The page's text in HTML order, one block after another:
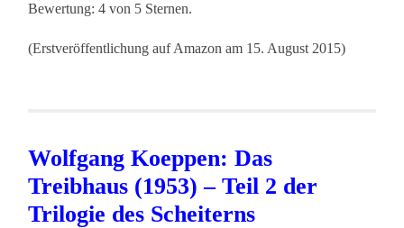
Bewertung: 4 von 5 Sternen.
(Erstveröffentlichung auf Amazon am 15. August 2015)
Wolfgang Koeppen: Das
Treibhaus (1953) – Teil 2 der
Trilogie des Scheiterns